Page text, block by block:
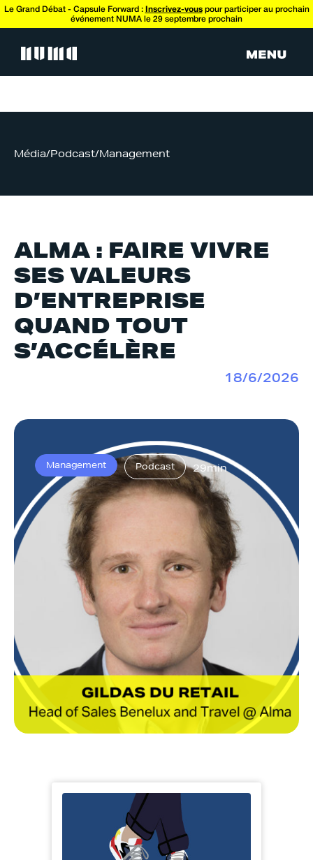
Le Grand Débat - Capsule Forward : Inscrivez-vouspour participer au prochain
événement NUMA le 29 septembre prochain
Média/Podcast/Management
ALMA : FAIRE VIVRE
SES VALEURS
D’ENTREPRISE
QUAND TOUT
S’ACCÉLÈRE
18/6/2026
Management Podcast 29min